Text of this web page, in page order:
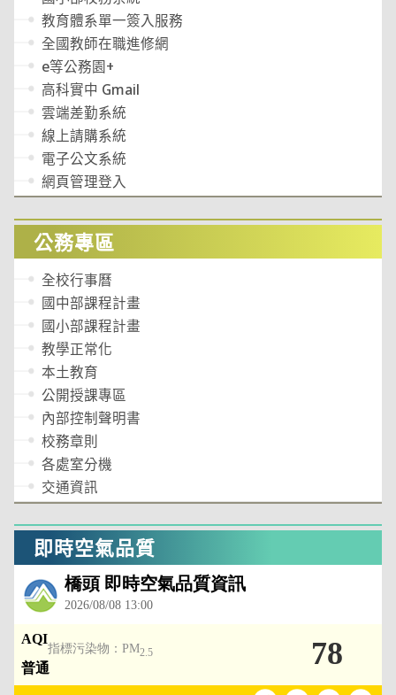
教育體系單一簽入服務
全國教師在職進修網
e等公務園+
高科實中 Gmail
雲端差勤系統
線上請購系統
電子公文系統
網頁管理登入
公務專區
全校行事曆
國中部課程計畫
國小部課程計畫
教學正常化
本土教育
公開授課專區
內部控制聲明書
校務章則
各處室分機
交通資訊
即時空氣品質